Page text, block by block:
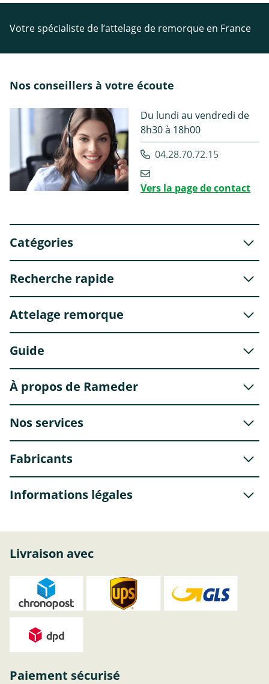
Votre spécialiste de l’attelage de remorque en France
Nos conseillers à votre écoute
Du lundi au vendredi de
8h30 à 18h00
04.28.70.72.15
Vers la page de contact
Catégories
Recherche rapide
Attelage remorque
Guide
À propos de Rameder
Nos services
Fabricants
Informations légales
Livraison avec
Paiement sécurisé